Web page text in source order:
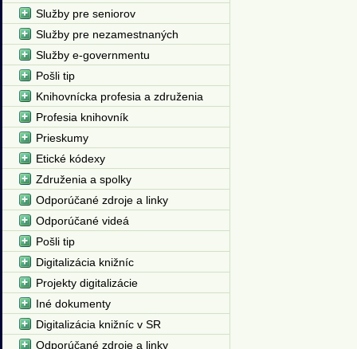
Služby pre seniorov
Služby pre nezamestnaných
Služby e-governmentu
Pošli tip
Knihovnícka profesia a združenia
Profesia knihovník
Prieskumy
Etické kódexy
Združenia a spolky
Odporúčané zdroje a linky
Odporúčané videá
Pošli tip
Digitalizácia knižníc
Projekty digitalizácie
Iné dokumenty
Digitalizácia knižníc v SR
Odporúčané zdroje a linky